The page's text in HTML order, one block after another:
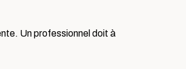
Un professionnel doit à